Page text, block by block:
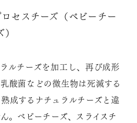
セスチーズ（ベビーチー
）
ルチーズを加工し、再び成形
酸菌などの微生物は死滅する
成するナチュラルチーズと違
。ベビーチーズ、スライスチ